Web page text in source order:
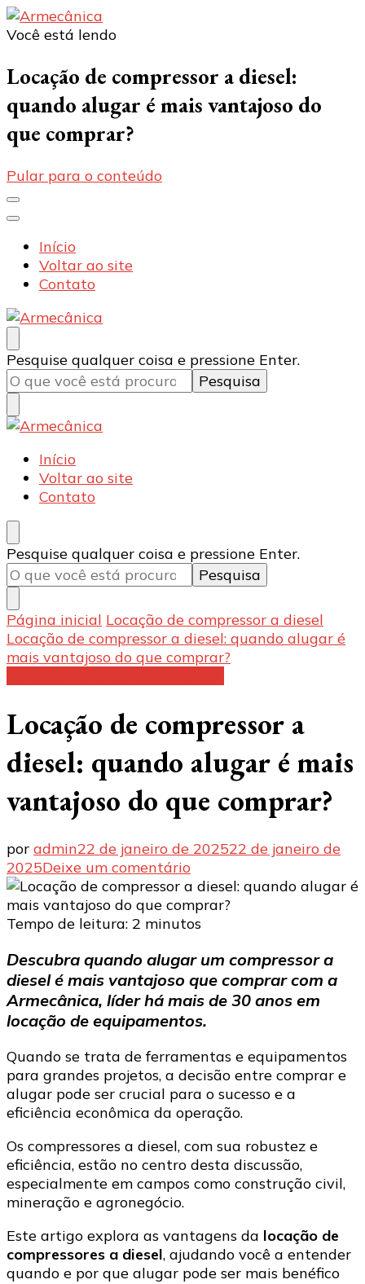
Você está lendo
Locação de compressor a diesel:
quando alugar é mais vantajoso do
que comprar?
Pular para o conteúdo
Início
Voltar ao site
Contato
Armecânica
Blog
Procurando
algo?
Pesquise qualquer coisa e pressione Enter.
Armecânica
Blog
Início
Voltar ao site
Contato
Procurando
algo?
Pesquise qualquer coisa e pressione Enter.
Página inicial Locação de compressor a diesel
Locação de compressor a diesel: quando alugar é
mais vantajoso do que comprar?
Locação de compressor a
diesel: quando alugar é mais
vantajoso do que comprar?
por admin22 de janeiro de 202522 de janeiro de
2025Deixe um comentárioem
Locação
de
compressor
diesel:
quando
alugar
é
vantajoso
do
que
comprar?
Tempo de leitura: 2 minutos
Descubra quando alugar um compressor a
diesel é mais vantajoso que comprar com a
Armecânica, líder há mais de 30 anos em
locação de equipamentos.
Quando se trata de ferramentas e equipamentos
para grandes projetos, a decisão entre comprar e
alugar pode ser crucial para o sucesso e a
eficiência econômica da operação.
Os compressores a diesel, com sua robustez e
eficiência, estão no centro desta discussão,
especialmente em campos como construção civil,
mineração e agronegócio.
Este artigo explora as vantagens da locação de
compressores a diesel, ajudando você a entender
quando e por que alugar pode ser mais benéfico